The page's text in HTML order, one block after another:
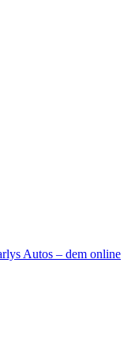
interaktiv
Autos – dem online